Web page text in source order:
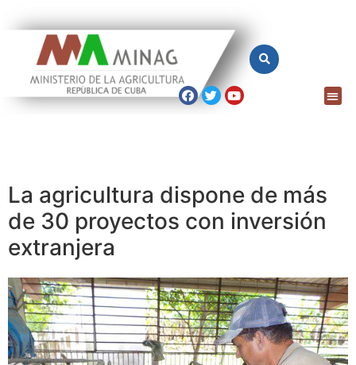
La agricultura dispone de más
de 30 proyectos con inversión
extranjera